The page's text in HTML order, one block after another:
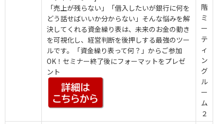
「売上が残らない」「借入したいが銀行に何を
どう話せばいいか分からない」そんな悩みを解
決してくれる資金繰り表は、未来のお金の動き
を可視化し、経営判断を後押しする最強のツー
ルです。「資金繰り表って何？」からご参加
OK！セミナー終了後にフォーマットをプレゼ
ント
階
ミ
ー
テ
ィ
ン
グ
ル
ー
ム
２